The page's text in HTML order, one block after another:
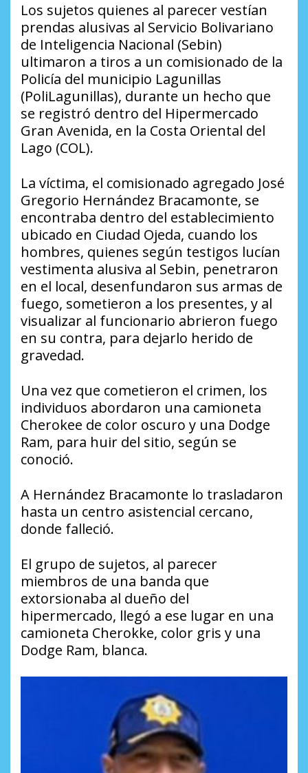
Los sujetos quienes al parecer vestían
prendas alusivas al Servicio Bolivariano
de Inteligencia Nacional (Sebin)
ultimaron a tiros a un comisionado de la
Policía del municipio Lagunillas
(PoliLagunillas), durante un hecho que
se registró dentro del Hipermercado
Gran Avenida, en la Costa Oriental del
Lago (COL).
La víctima, el comisionado agregado José
Gregorio Hernández Bracamonte, se
encontraba dentro del establecimiento
ubicado en Ciudad Ojeda, cuando los
hombres, quienes según testigos lucían
vestimenta alusiva al Sebin, penetraron
en el local, desenfundaron sus armas de
fuego, sometieron a los presentes, y al
visualizar al funcionario abrieron fuego
en su contra, para dejarlo herido de
gravedad.
Una vez que cometieron el crimen, los
individuos abordaron una camioneta
Cherokee de color oscuro y una Dodge
Ram, para huir del sitio, según se
conoció.
A Hernández Bracamonte lo trasladaron
hasta un centro asistencial cercano,
donde falleció.
El grupo de sujetos, al parecer
miembros de una banda que
extorsionaba al dueño del
hipermercado, llegó a ese lugar en una
camioneta Cherokke, color gris y una
Dodge Ram, blanca.